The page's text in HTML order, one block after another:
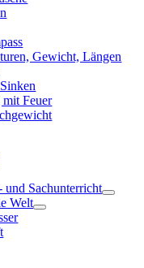
Gewicht, Längen
mit Feuer
und Sachunterricht
Welt